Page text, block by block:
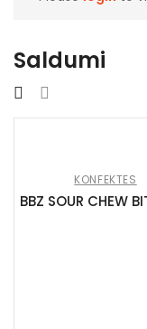
Saldumi
KONFEKTES